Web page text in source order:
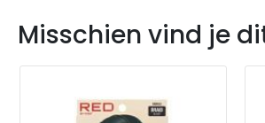
Misschien vind je